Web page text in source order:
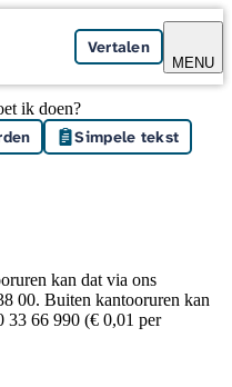
Vertalen
MENU
ik doen?
Simpele tekst
kan dat via ons
00. Buiten kantooruren kan
33 66 990 (€ 0,01 per